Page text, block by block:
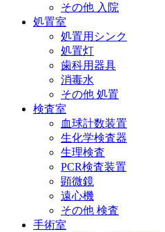
その他 入院
処置室
処置用シンク
処置灯
歯科用器具
消毒水
その他 処置
検査室
血球計数装置
生化学検査器
生理検査
PCR検査装置
顕微鏡
遠心機
その他 検査
手術室